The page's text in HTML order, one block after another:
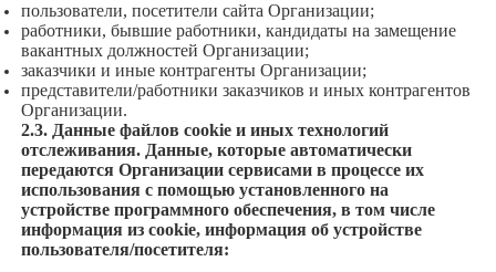
пользователи, посетители сайта Организации;
работники, бывшие работники, кандидаты на замещение
вакантных должностей Организации;
заказчики и иные контрагенты Организации;
представители/работники заказчиков и иных контрагентов
Организации.
2.3. Данные файлов cookie и иных технологий
отслеживания. Данные, которые автоматически
передаются Организации сервисами в процессе их
использования с помощью установленного на
устройстве программного обеспечения, в том числе
информация из cookie, информация об устройстве
пользователя/посетителя: